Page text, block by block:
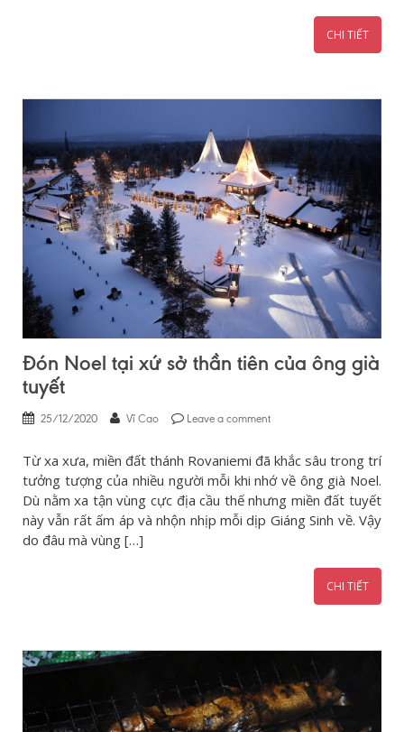
CHI TIẾT
Đón Noel tại xứ sở thần tiên của ông già
tuyết
25/12/2020 Vĩ Cao Leave a comment
Từ xa xưa, miền đất thánh Rovaniemi đã khắc sâu trong trí
tưởng tượng của nhiều người mỗi khi nhớ về ông già Noel.
Dù nằm xa tận vùng cực địa cầu thế nhưng miền đất tuyết
này vẫn rất ấm áp và nhộn nhịp mỗi dịp Giáng Sinh về. Vậy
do đâu mà vùng […]
CHI TIẾT